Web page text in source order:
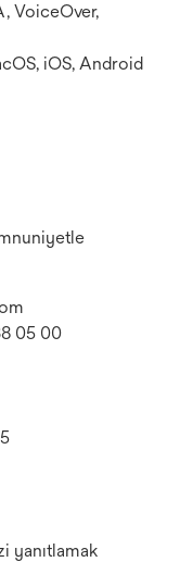
VoiceOver,
iOS, Android
05 00
yanıtlamak